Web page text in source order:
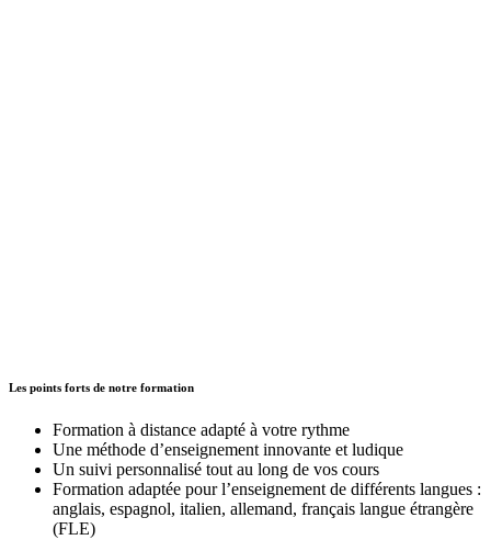
Les points forts de notre formation
Formation à distance adapté à votre rythme
Une méthode d’enseignement innovante et ludique
Un suivi personnalisé tout au long de vos cours
Formation adaptée pour l’enseignement de différents langues :
anglais, espagnol, italien, allemand, français langue étrangère
(FLE)